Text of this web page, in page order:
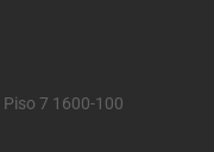
Piso 7 1600-100